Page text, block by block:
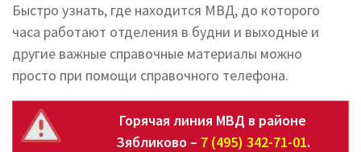
Быстро узнать, где находится МВД, до которого
часа работают отделения в будни и выходные и
другие важные справочные материалы можно
просто при помощи справочного телефона.
Горячая линия МВД в районе
Зябликово – 7 (495) 342-71-01.